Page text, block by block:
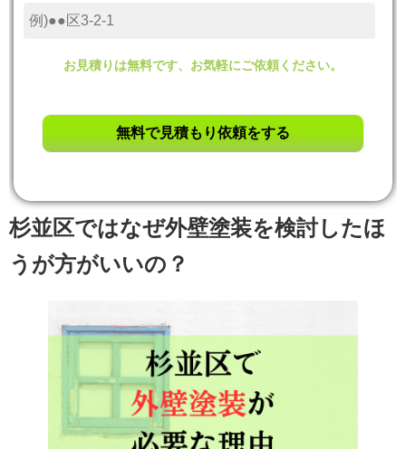
お見積りは無料です、お気軽にご依頼ください。
杉並区ではなぜ外壁塗装を検討したほ
うが方がいいの？